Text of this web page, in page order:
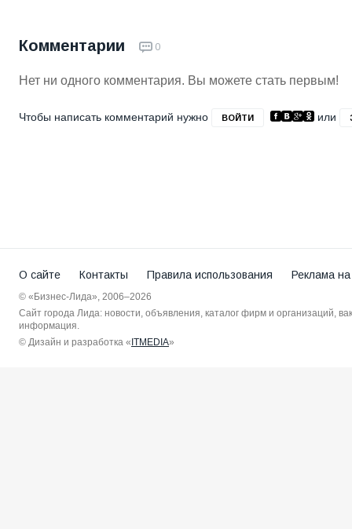
Комментарии 0
Нет ни одного комментария. Вы можете стать первым!
Чтобы написать комментарий нужно ВОЙТИ или
О сайте Контакты Правила использования Реклама
© «Бизнес-Лида», 2006–2026
Сайт города Лида: новости, объявления, каталог фирм и организаций,
информация.
© Дизайн и разработка « ITMEDIA»